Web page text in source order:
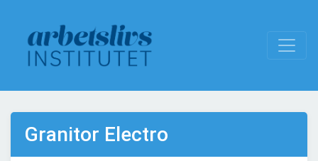
Granitor Electro